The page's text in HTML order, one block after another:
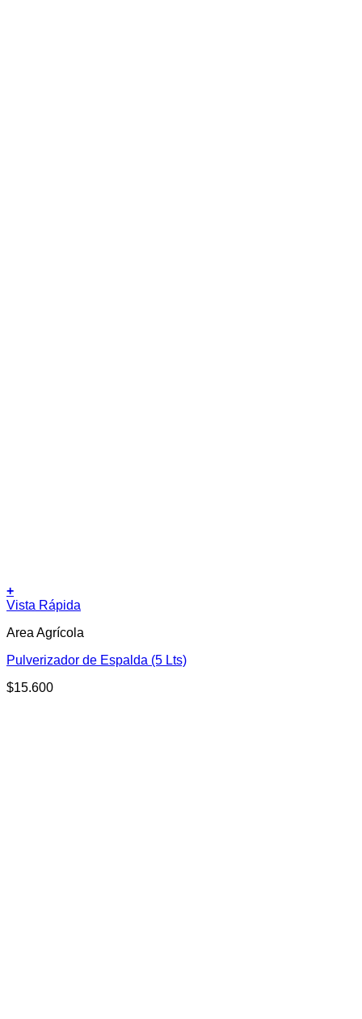
+
Vista Rápida
Area Agrícola
Pulverizador de Espalda (5 Lts)
$15.600